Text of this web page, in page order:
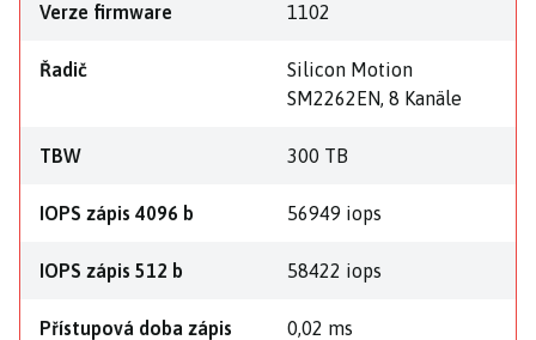
Verze firmware 1102
Řadič
Silicon Motion
SM2262EN, 8 Kanäle
TBW 300 TB
IOPS zápis 4096 b 56949 iops
IOPS zápis 512 b 58422 iops
Přístupová doba zápis 0,02 ms